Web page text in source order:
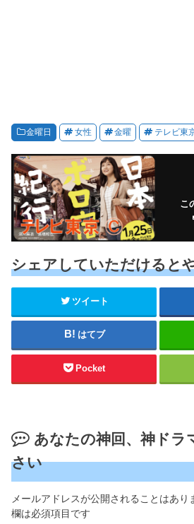
金曜日 女性 金曜 テレビ東
こ
シェアしていただけると
ツイート
はてブ
Pocket
あなたの神回、神ドラ
さい
メールアドレスが公開されることはあり
欄は必須項目です